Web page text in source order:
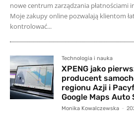
nowe centrum zarządzania płatnościami
Moje zakupy online pozwalają klientom
kontrolować...
Technologia i nauka
XPENG jako
producent
regionu Azji i
Google Maps Auto
Monika Kowalczewska -